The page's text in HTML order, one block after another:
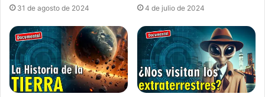
31 de agosto de 2024 4 de julio de 2024